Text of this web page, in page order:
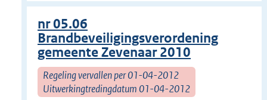
nr 05.06
Brandbeveiligingsverordening
gemeente Zevenaar 2010
Regeling vervallen per 01-04-2012
Uitwerkingtredingdatum 01-04-2012